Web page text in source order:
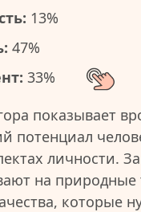
13%
47%
33%
показывает
потенциал
личности.
на природные
которые